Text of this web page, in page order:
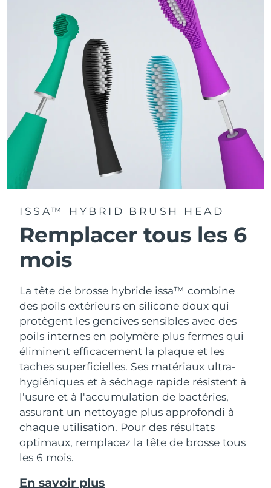
La technologie Sonic Pulse délivre 11 000 pulsations par
minute.
Accédez à des modes de brossage personnalisés via
l'application FOREO For You.
ISSA™ HYBRID BRUSH HEAD
Remplacer tous les 6
mois
La tête de brosse hybride issa™ combine
des poils extérieurs en silicone doux qui
protègent les gencives sensibles avec des
poils internes en polymère plus fermes qui
éliminent efficacement la plaque et les
taches superficielles. Ses matériaux ultra-
hygiéniques et à séchage rapide résistent à
l'usure et à l'accumulation de bactéries,
assurant un nettoyage plus approfondi à
chaque utilisation. Pour des résultats
optimaux, remplacez la tête de brosse tous
les 6 mois.
En savoir plus